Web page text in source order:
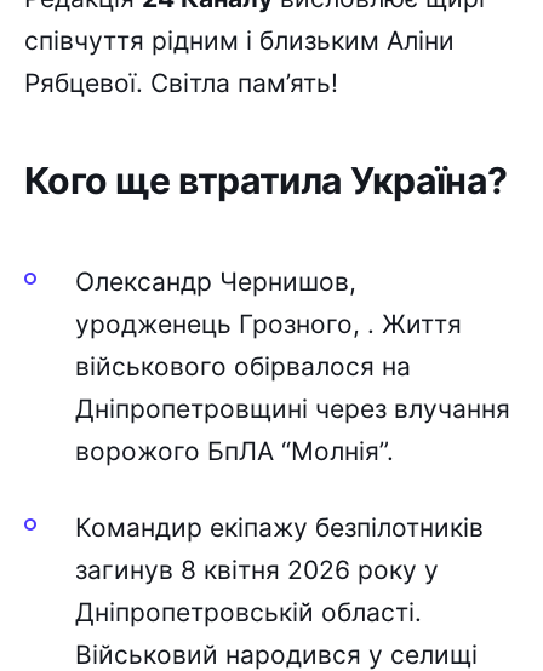
співчуття рідним і близьким Аліни
Рябцевої. Світла пам’ять!
Кого ще втратила Україна?
Олександр Чернишов,
уродженець Грозного, . Життя
військового обірвалося на
Дніпропетровщині через влучання
ворожого БпЛА “Молнія”.
Командир екіпажу безпілотників
загинув 8 квітня 2026 року у
Дніпропетровській області.
Військовий народився у селищі